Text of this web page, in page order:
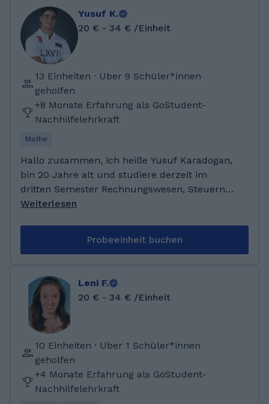
(Sport und Gitarre spielen) zeitlich frei
einteilen kann. Schreib mich gerne einfach an!
Ich habe mein Abitur an einem Gymnasium
mit MINT-Spezialisierung mit dem
Notendurchschnitt 1,0 absolviert. Während
meiner Abizeit habe ich bereits privat
Nachhilfe gegeben und ehrenamtlich im SOS-
Kinderdorf bei Nachhilfestunden ausgeholfen.
Mein Spezialgebiet sind alle
naturwissenschaftlichen Fächer.
Yusuf K.
20 € - 34 € /Einheit
13 Einheiten · Uber 9 Schüler*innen
geholfen
+8 Monate Erfahrung als GoStudent-
Nachhilfelehrkraft
Mathe
Hallo zusammen, ich heiße Yusuf Karadogan,
bin 20 Jahre alt und studiere derzeit im
dritten Semester Rechnungswesen, Steuern
und Wirtschaftsrecht an der DHBW Stuttgart.
abgeschlossen. In meiner Freizeit gehe ich
regelmäßig ins Fitnessstudio und spiele gerne
mit Freunden Fußball. Ich habe 2024 mein
Abitur am Herzog-Christoph-Gymnasium in
Beilstein abgeschlossen. Derzeit studiere ich
an der DHBW Stuttgart im Studiengang
Rechnungswesen, Steuern und
Wirtschaftsrecht. Besonders gut liegen mir
naturwissenschaftliche Fächer sowie alle
Weiterlesen
Probeeinheit buchen
Leni F.
20 € - 34 € /Einheit
10 Einheiten · Uber 1 Schüler*innen
geholfen
+4 Monate Erfahrung als GoStudent-
Nachhilfelehrkraft